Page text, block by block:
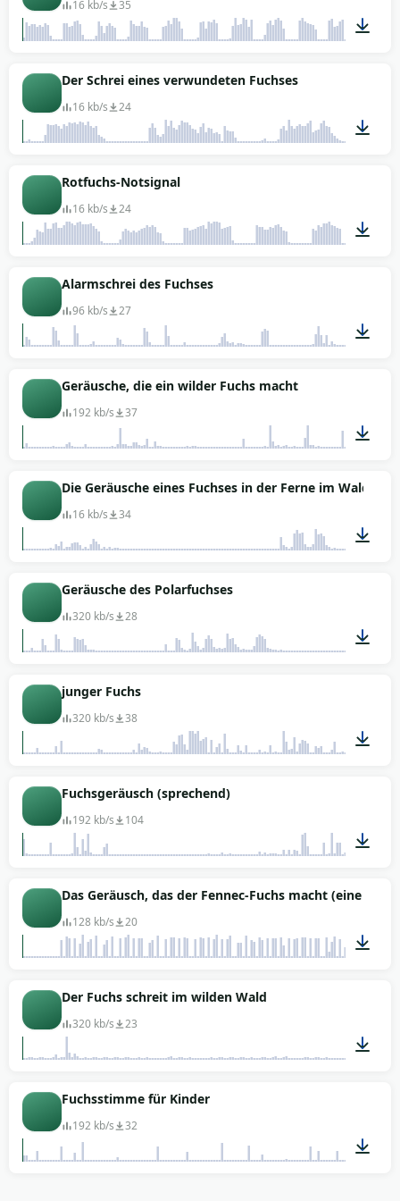
16 kb/s 35
Der Schrei eines verwundeten Fuchses
16 kb/s 24
Rotfuchs-Notsignal
16 kb/s 24
Alarmschrei des Fuchses
96 kb/s 27
Geräusche, die ein wilder Fuchs macht
192 kb/s 37
02:10
Die Geräusche eines Fuchses in der Ferne im Wald
16 kb/s 34
Geräusche des Polarfuchses
320 kb/s 28
junger Fuchs
320 kb/s 38
Fuchsgeräusch (sprechend)
192 kb/s 104
01:40
Das Geräusch, das der Fennec-Fuchs macht (eine Art
128 kb/s 20
Der Fuchs schreit im wilden Wald
320 kb/s 23
Fuchsstimme für Kinder
192 kb/s 32